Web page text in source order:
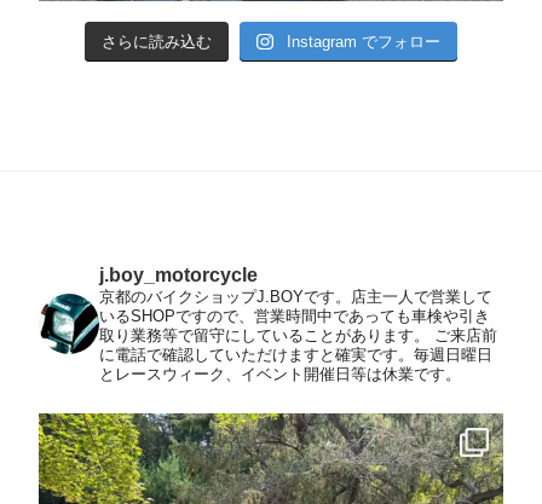
さらに読み込む Instagram でフォロー
j.boy_motorcycle
京都のバイクショップJ.BOYです。店主一人で営業して
いるSHOPですので、営業時間中であっても車検や引き
取り業務等で留守にしていることがあります。
ご来店前
に電話で確認していただけますと確実です。毎週日曜日
とレースウィーク、イベント開催日等は休業です。